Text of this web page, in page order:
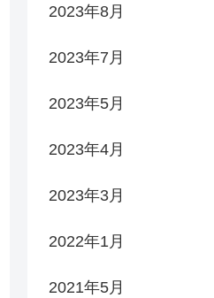
2023年8月
2023年7月
2023年5月
2023年4月
2023年3月
2022年1月
2021年5月